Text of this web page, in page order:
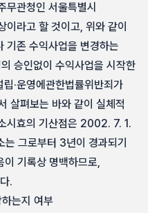
무관청인 서울특별시
이라고 할 것이고, 위와 같이
기존 수익사업을 변경하는
승인없이 수익사업을 시작한
·운영에관한법률위반죄가
살펴보는 바와 같이 실체적
시효의 기산점은 2002. 7. 1.
그로부터 3년이 경과되기
기록상 명백하므로,
.
는지 여부